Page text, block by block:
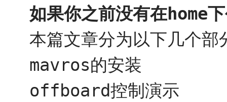
如果你之前没有在home
本篇文章分为以下几个部
mavros的安装
offboard控制演示